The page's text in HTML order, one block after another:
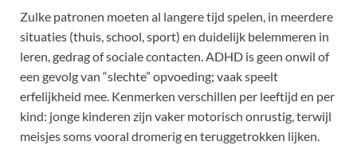
Zulke patronen moeten al langere tijd spelen, in meerdere
situaties (thuis, school, sport) en duidelijk belemmeren in
leren, gedrag of sociale contacten. ADHD is geen onwil of
een gevolg van “slechte” opvoeding; vaak speelt
erfelijkheid mee. Kenmerken verschillen per leeftijd en per
kind: jonge kinderen zijn vaker motorisch onrustig, terwijl
meisjes soms vooral dromerig en teruggetrokken lijken.